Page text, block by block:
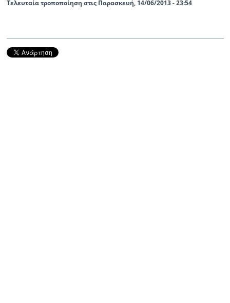
Τελευταία τροποποίηση στις Παρασκευή, 14/06/2013 - 23:54